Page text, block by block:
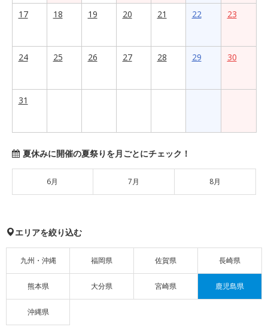
17
18 19 20 21 22 23
24 25 26 27 28 29 30
31
夏休みに開催の夏祭りを月ごとにチェック！
6月 7月 8月
エリアを絞り込む
九州・沖縄 福岡県 佐賀県 長崎県
熊本県 大分県 宮崎県 鹿児島県
沖縄県